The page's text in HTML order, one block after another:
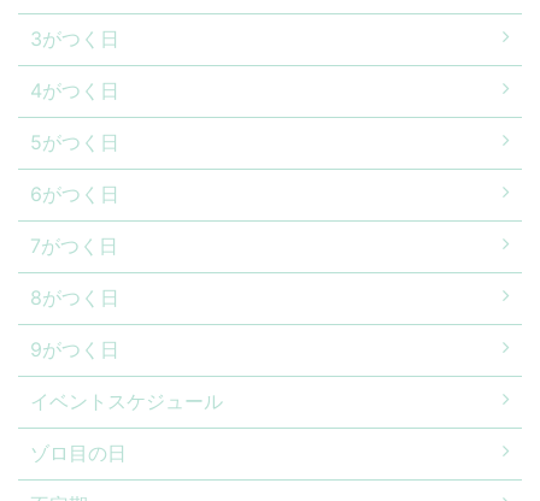
3がつく日
4がつく日
5がつく日
6がつく日
7がつく日
8がつく日
9がつく日
イベントスケジュール
ゾロ目の日